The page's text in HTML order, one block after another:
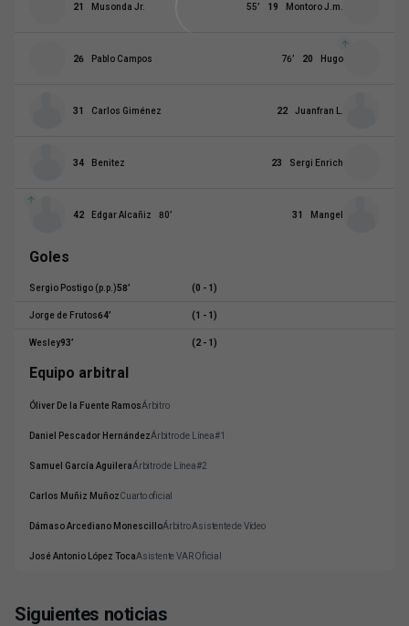
21 Musonda Jr. 19 Montoro J.m.
55’
26 Pablo Campos 20 Hugo
76’
31 Carlos Giménez 22 Juanfran L.
34 Benitez 23 Sergi Enrich
42 Edgar Alcañiz 80’ 31 Mangel
Goles
Sergio Postigo (p.p.)58’ (0 - 1)
Jorge de Frutos64’ (1 - 1)
Wesley93’ (2 - 1)
Equipo arbitral
Óliver De la Fuente RamosÁrbitro
Daniel Pescador HernándezÁrbitro de Línea#1
Samuel García AguileraÁrbitro de Línea#2
Carlos Muñiz MuñozCuarto oficial
Dámaso Arcediano MonescilloÁrbitro Asistente de Vídeo
José Antonio López TocaAsistente VAR Oficial
Siguientes noticias